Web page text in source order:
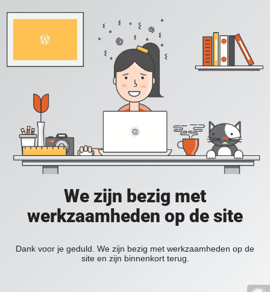
We zijn bezig met
werkzaamheden op de site
Dank voor je geduld. We zijn bezig met werkzaamheden op de
site en zijn binnenkort terug.